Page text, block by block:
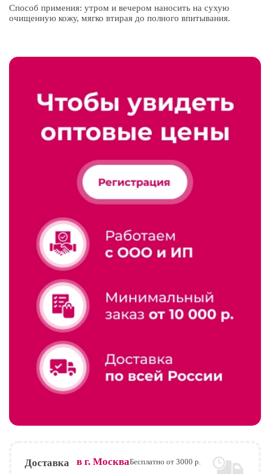
Способ примения: утром и вечером наносить на сухую
очищенную кожу, мягко втирая до полного впитывания.
Доставка в г. МоскваБесплатно от 3000 р.